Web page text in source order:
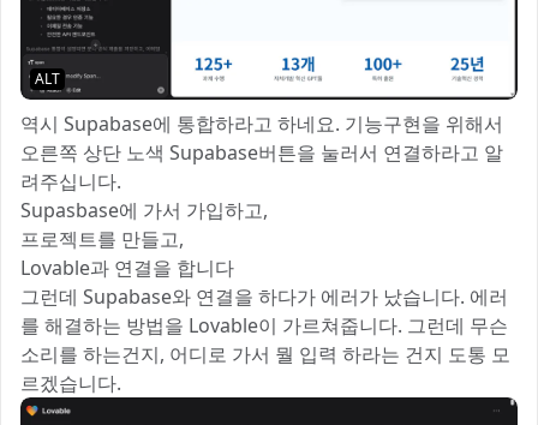
ALT
역시 Supabase에 통합하라고 하네요. 기능구현을 위해서
오른쪽 상단 노색 Supabase버튼을 눌러서 연결하라고 알
려주십니다.
Supasbase에 가서 가입하고,
프로젝트를 만들고,
Lovable과 연결을 합니다
그런데 Supabase와 연결을 하다가 에러가 났습니다. 에러
를 해결하는 방법을 Lovable이 가르쳐줍니다. 그런데 무슨
소리를 하는건지, 어디로 가서 뭘 입력 하라는 건지 도통 모
르겠습니다.